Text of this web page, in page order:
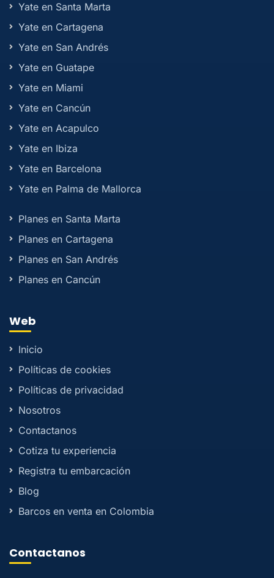
Yate en Santa Marta
Yate en Cartagena
Yate en San Andrés
Yate en Guatape
Yate en Miami
Yate en Cancún
Yate en Acapulco
Yate en Ibiza
Yate en Barcelona
Yate en Palma de Mallorca
Planes en Santa Marta
Planes en Cartagena
Planes en San Andrés
Planes en Cancún
Web
Inicio
Políticas de cookies
Políticas de privacidad
Nosotros
Contactanos
Cotiza tu experiencia
Registra tu embarcación
Blog
Barcos en venta en Colombia
Contactanos